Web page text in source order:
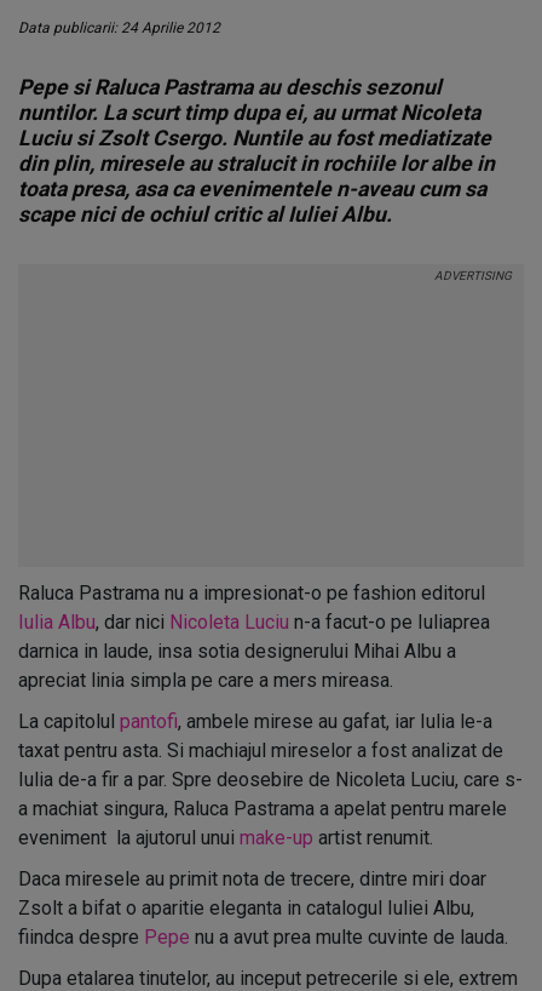
Data publicarii: 24 Aprilie 2012
Pepe si Raluca Pastrama au deschis sezonul
nuntilor. La scurt timp dupa ei, au urmat Nicoleta
Luciu si Zsolt Csergo. Nuntile au fost mediatizate
din plin, miresele au stralucit in rochiile lor albe in
toata presa, asa ca evenimentele n-aveau cum sa
scape nici de ochiul critic al Iuliei Albu.
Raluca Pastrama nu a impresionat-o pe fashion editorul
Iulia Albu, dar nici Nicoleta Luciu n-a facut-o pe Iuliaprea
darnica in laude, insa sotia designerului Mihai Albu a
apreciat linia simpla pe care a mers mireasa.
La capitolul pantofi, ambele mirese au gafat, iar Iulia le-a
taxat pentru asta. Si machiajul mireselor a fost analizat de
Iulia de-a fir a par. Spre deosebire de Nicoleta Luciu, care s-
a machiat singura, Raluca Pastrama a apelat pentru marele
eveniment la ajutorul unui make-up artist renumit.
Daca miresele au primit nota de trecere, dintre miri doar
Zsolt a bifat o aparitie eleganta in catalogul Iuliei Albu,
fiindca despre Pepe nu a avut prea multe cuvinte de lauda.
Dupa etalarea tinutelor, au inceput petrecerile si ele, extrem